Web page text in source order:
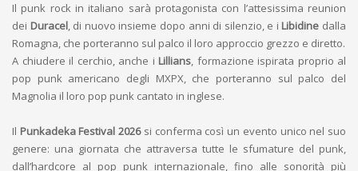
Il punk rock in italiano sarà protagonista con l’attesissima reunion
dei Duracel, di nuovo insieme dopo anni di silenzio, e i Libidine dalla
Romagna, che porteranno sul palco il loro approccio grezzo e diretto.
A chiudere il cerchio, anche i Lillians, formazione ispirata proprio al
pop punk americano degli MXPX, che porteranno sul palco del
Magnolia il loro pop punk cantato in inglese.
Il Punkadeka Festival 2026si conferma così un evento unico nel suo
genere: una giornata che attraversa tutte le sfumature del punk,
dall’hardcore al pop punk internazionale, fino alle sonorità più